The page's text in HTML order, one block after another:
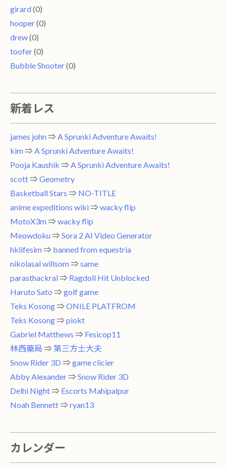
girard(0)
hooper(0)
drew(0)
toofer(0)
Bubble Shooter(0)
新着レス
james john⇒ A Sprunki Adventure Awaits!
kim⇒ A Sprunki Adventure Awaits!
Pooja Kaushik ⇒ A Sprunki Adventure Awaits!
scott⇒ Geometry
Basketball Stars ⇒ NO-TITLE
anime expeditions wiki⇒ wacky flip
MotoX3m⇒ wacky flip
Meowdoku⇒ Sora 2 AI Video Generator
hklifesim⇒ banned from equestria
nikolasal willsom⇒ same
parasthackral⇒ Ragdoll Hit Unblocked
Haruto Sato ⇒ golf game
Teks Kosong⇒ ONILE PLATFROM
Teks Kosong⇒ piokt
Gabriel Matthews ⇒ Fesicop11
林西藥局 ⇒ 第三方士大夫
Snow Rider 3D ⇒ game clicier
Abby Alexander⇒ Snow Rider 3D
Delhi Night⇒ Escorts Mahipalpur
Noah Bennett⇒ ryan13
カレンダー